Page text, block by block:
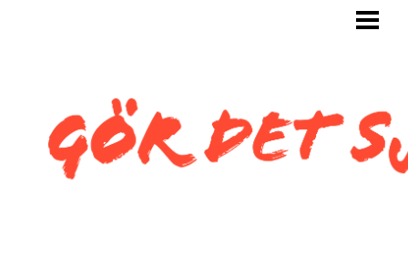
KAKLA SJÄLV
KAKLA TOALETT